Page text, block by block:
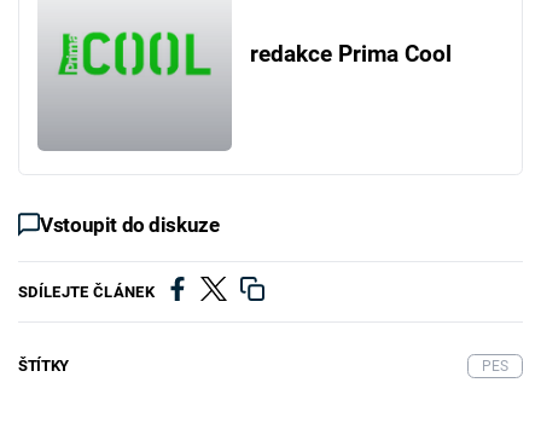
redakce Prima Cool
Vstoupit do diskuze
SDÍLEJTE ČLÁNEK
ŠTÍTKY PES